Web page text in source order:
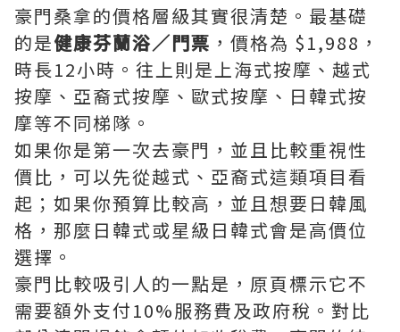
豪門桑拿的價格層級其實很清楚。最基礎
的是健康芬蘭浴／門票 ，價格為 $1,988，
時長12小時。往上則是上海式按摩、越式
按摩、亞裔式按摩、歐式按摩、日韓式按
摩等不同梯隊。
如果你是第一次去豪門，並且比較重視性
價比，可以先從越式、亞裔式這類項目看
起；如果你預算比較高，並且想要日韓風
格，那麼日韓式或星級日韓式會是高價位
選擇。
豪門比較吸引人的一點是，原頁標示它不
需要額外支付10%服務費及政府稅。對比